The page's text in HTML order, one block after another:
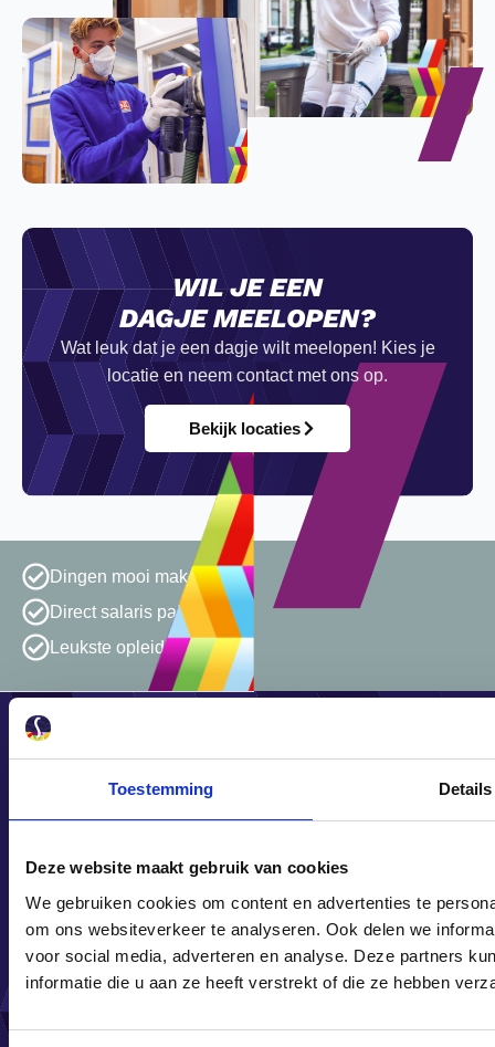
Toestemming Details
Deze website maakt gebruik van cookies
We gebruiken cookies om content en advertenties te
om ons websiteverkeer te analyseren. Ook delen we
voor social media, adverteren en analyse. Deze partners
informatie die u aan ze heeft verstrekt of die ze hebben
WIL JE EEN
DAGJE MEELOPEN?
Wat leuk dat je een dagje wilt meelopen! Kies je
locatie en neem contact met ons op.
Bekijk locaties
Dingen mooi maken
Direct salaris pakken
Leukste opleiding van NL
AANGESLOTEN
BRANCHEORGANISATIE
ONDERHOUDNL
© OnderhoudNL 2026
Algemene voorwaarden &
Privacy